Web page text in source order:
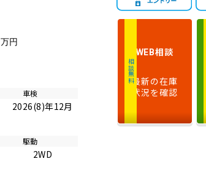
式
行
排
量
万円
車検
2026(8)年12月
駆動
2WD
相談無料
WEB相談
最新の在庫
状況を確認